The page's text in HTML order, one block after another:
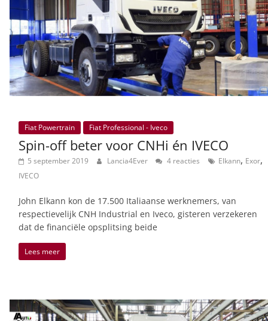
Fiat Powertrain Fiat Professional - Iveco
Spin-off beter voor CNHi én IVECO
5 september 2019 Lancia4Ever 4 reacties Elkann, Exor,
IVECO
John Elkann kon de 17.500 Italiaanse werknemers, van
respectievelijk CNH Industrial en Iveco, gisteren verzekeren
dat de financiële opsplitsing beide
Lees meer